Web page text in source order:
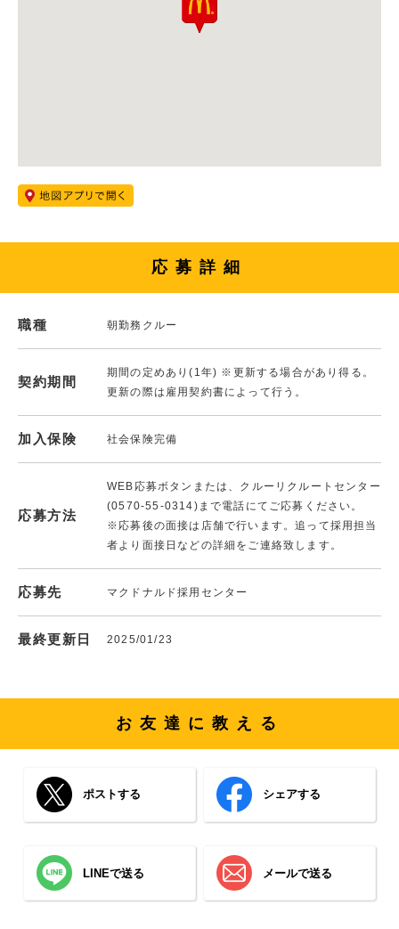
応募詳細
職種 朝勤務クルー
契約期間
期間の定めあり(1年) ※更新する場合があり得る。
更新の際は雇用契約書によって行う。
加入保険 社会保険完備
応募方法
WEB応募ボタンまたは、クルーリクルートセンター
(0570-55-0314)まで電話にてご応募ください。
※応募後の面接は店舗で行います。追って採用担当
者より面接日などの詳細をご連絡致します。
応募先 マクドナルド採用センター
最終更新日 2025/01/23
お友達に教える
ポストする シェアする
LINEで送る メールで送る